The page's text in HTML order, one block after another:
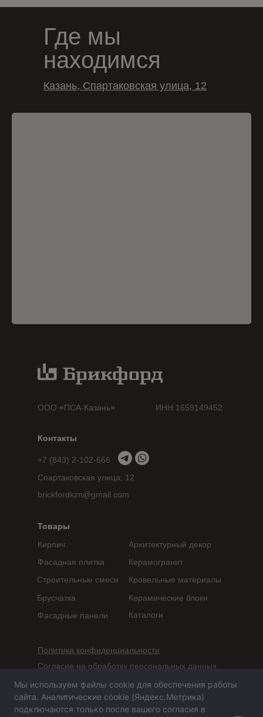
Где мы
находимся
Казань, Спартаковская улица, 12
ИНН 1659149452
Согласие на обработку персональных данных
Политика конфиденциальности
Фасадная плитка
Кирпич Архитектурный декор
Фасадные панели
Керамогранит
Строительные смеси
Каталоги
Товары
Контакты
Брусчатка
+7 (843) 2-102-666
ООО «ПСА-Казань»
Кровельные материалы
Керамические блоки
Сайт не является публичной офертой,
определяемой положениями статьи 437 ГК РФ
brickfordkzn@gmail.com
Спартаковская улица, 12
Мы используем файлы cookie для обеспечения работы
сайта. Аналитические cookie (Яндекс.Метрика)
подключаются только после вашего согласия в